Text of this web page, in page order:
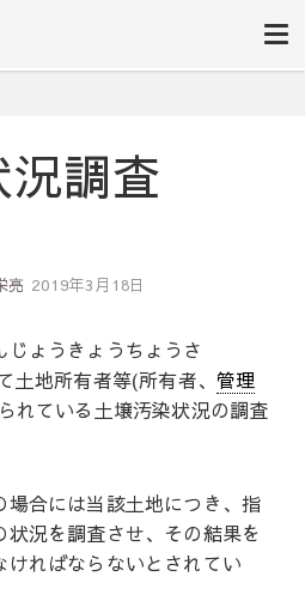
調査
亮 2019年3月18日
ょうきょうちょうさ
土地所有者等(所有者、管理
れている土壌汚染状況の調査
合には当該土地につき、指
況を調査させ、その結果を
ればならないとされてい